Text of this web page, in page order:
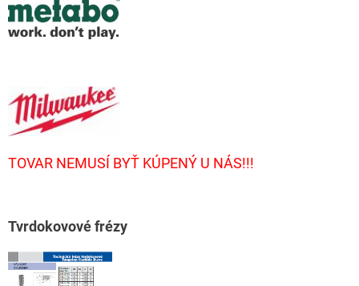
TOVAR NEMUSÍ BYŤ KÚPENÝ U NÁS!!!
Tvrdokovové frézy